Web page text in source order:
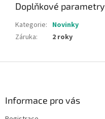
Doplňkové parametry
Kategorie: Novinky
Záruka: 2 roky
Informace pro vás